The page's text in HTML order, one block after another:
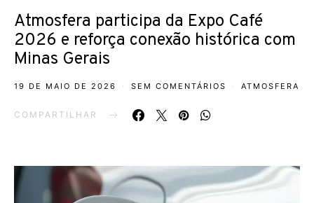
Atmosfera participa da Expo Café
2026 e reforça conexão histórica com
Minas Gerais
19 DE MAIO DE 2026 SEM COMENTÁRIOS ATMOSFERA
COMPARTILHAR